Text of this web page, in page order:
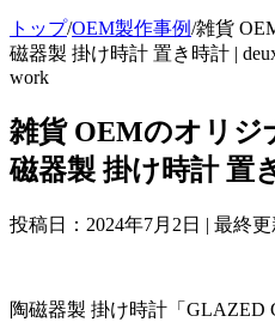
トップ/OEM製作事例/雑貨
磁器製 掛け時計 置き時計 |
work
雑貨 OEMのオリジ
磁器製 掛け時計 置
投稿日：2024年7月2日 | 最終
陶磁器製 掛け時計「GLAZED